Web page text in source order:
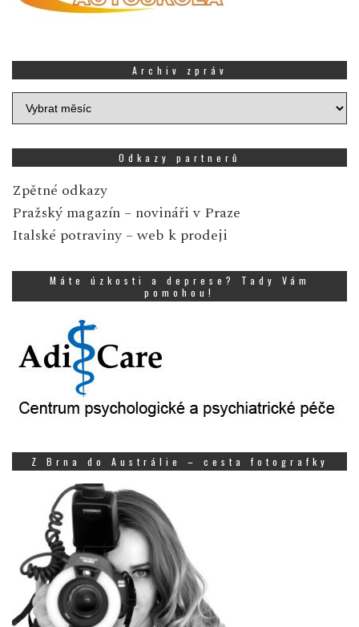
Archiv zpráv
Archiv
zpráv
Odkazy partnerů
Zpětné odkazy
Pražský magazín – novináři v Praze
Italské potraviny – web k prodeji
Máte úzkosti a deprese? Tady Vám
pomohou!
Z Brna do Austrálie – cesta fotografky